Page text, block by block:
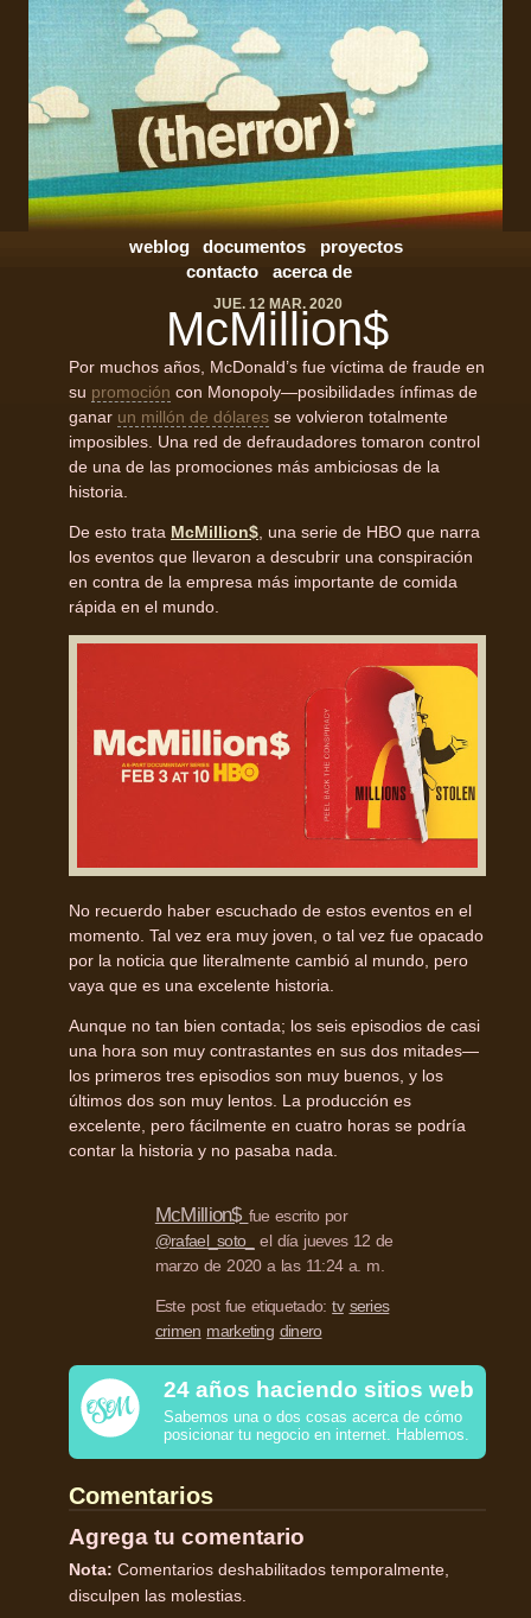
weblog documentos
proyectos
contacto
acerca de
JUE. 12 MAR. 2020
McMillion$
Por muchos años, McDonald’s fue víctima de fraude en
su promoción con Monopoly—posibilidades ínfimas de
ganar un millón de dólares se volvieron totalmente
imposibles. Una red de defraudadores tomaron control
de una de las promociones más ambiciosas de la
historia.
De esto trata McMillion$ , una serie de HBO que narra
los eventos que llevaron a descubrir una conspiración
en contra de la empresa más importante de comida
rápida en el mundo.
No recuerdo haber escuchado de estos eventos en el
momento. Tal vez era muy joven, o tal vez fue opacado
por la noticia que literalmente cambió al mundo, pero
vaya que es una excelente historia.
Aunque no tan bien contada; los seis episodios de casi
una hora son muy contrastantes en sus dos mitades—
los primeros tres episodios son muy buenos, y los
últimos dos son muy lentos. La producción es
excelente, pero fácilmente en cuatro horas se podría
contar la historia y no pasaba nada.
McMillion$ fue escrito por
@rafael_soto_
el día jueves 12 de
marzo de 2020 a las 11:24 a. m.
Este post fue etiquetado:tv series
crimen marketing dinero
24 años haciendo sitios web
Sabemos una o dos cosas acerca de cómo
posicionar tu negocio en internet. Hablemos.
Comentarios
Agrega tu comentario
Nota: Comentarios deshabilitados temporalmente,
disculpen las molestias.